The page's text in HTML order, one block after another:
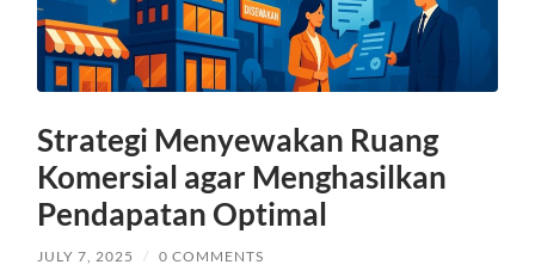
Strategi Menyewakan Ruang
Komersial agar Menghasilkan
Pendapatan Optimal
JULY 7, 2025 / 0 COMMENTS